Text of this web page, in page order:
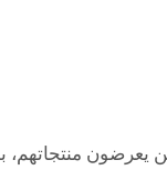
يعرضون